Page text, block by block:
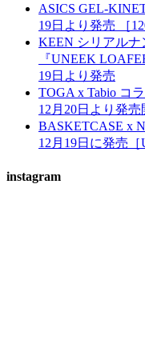
ASICS GEL-
19日より発売 ［
KEEN シリアル
『UNEEK
19日より発売
TOGA x Tabio コ
12月20日より発売
BASKETCASE x
12月19日に発売［
instagram